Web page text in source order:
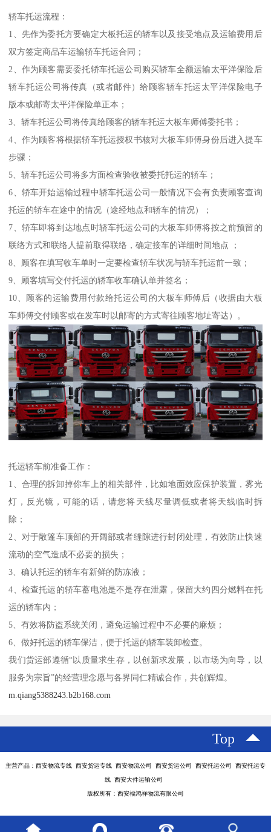
轿车托运流程：
1、先作为委托方要确定大板托运的轿车以及接受地点及运输费用后
双方签定商品车运输轿车托运合同；
2、作为顾客需要委托轿车托运公司购买轿车全额运输太平洋保险后
轿车托运公司将传真（或者邮件）给顾客轿车托运太平洋保险电子
版本或邮寄太平洋保险单正本；
3、轿车托运公司将传真给顾客的轿车托运大板车师傅委托书；
4、作为顾客将根据轿车托运授权书核对大板车师傅身份后进入提车
步骤；
5、轿车托运公司将多方面检查验收被委托托运的轿车；
6、轿车开始运输过程中轿车托运公司一般情况下会有负责顾客查询
托运的轿车在途中的情况（途经地点和轿车的情况）；
7、轿车即将到达地点时轿车托运公司的大板车师傅将按之前预留的
联络方式和联络人提前取得联络，确定接车的详细时间地点 ；
8、顾客在填写收车单时一定要检查轿车状况与轿车托运前一致；
9、顾客填写交付托运的轿车收车确认单并签名；
10、顾客的运输费用付款给托运公司的大板车师傅后（收据由大板
车师傅交付顾客或在发车时以邮寄的方式寄往顾客地址寄达）。
托运轿车前准备工作：
1、合理的拆卸掉你车上的相关部件，比如地面效应保护装置，雾光
灯，反光镜，可能的话，请您将天线尽量调低或者将天线临时拆
除；
2、对于敞篷车顶部的开阔部或者缝隙进行封闭处理，有效防止快速
流动的空气造成不必要的损失；
3、确认托运的轿车有新鲜的防冻液；
4、检查托运的轿车蓄电池是不是存在泄露，保留大约四分燃料在托
运的轿车内；
5、有效将防盗系统关闭，避免运输过程中不必要的麻烦；
6、做好托运的轿车保洁，便于托运的轿车装卸检查。
我们货运部遵循“以质量求生存，以创新求发展，以市场为向导，以
服务为宗旨”的经营理念愿与各界同仁精诚合作，共创辉煌。
m.qiang5388243.b2b168.com
Top
主营产品：西安物流专线 西安货运专线 西安物流公司 西安货运公司 西安托运公司 西安托运专
线 西安大件运输公司
版权所有：西安福鸿祥物流有限公司